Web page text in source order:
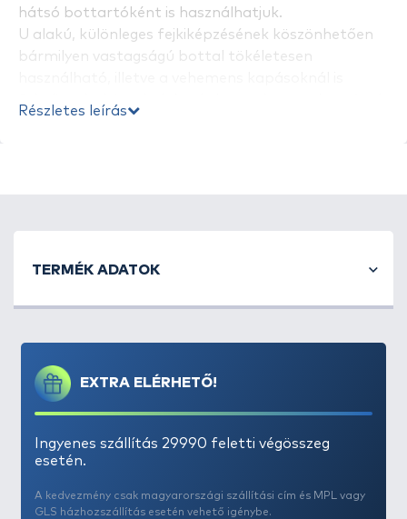
hátsó bottartóként is használhatjuk.
U alakú, különleges fejkiképzésének köszönhetően
bármilyen vastagságú bottal tökéletesen
Részletes leírás
EXTRA ELÉRHETŐ!
Ingyenes szállítás 29990 feletti végösszeg
esetén.
A kedvezmény csak magyarországi szállítási cím és MPL vagy
GLS házhozszállítás esetén vehető igénybe.
TERMÉK ADATOK